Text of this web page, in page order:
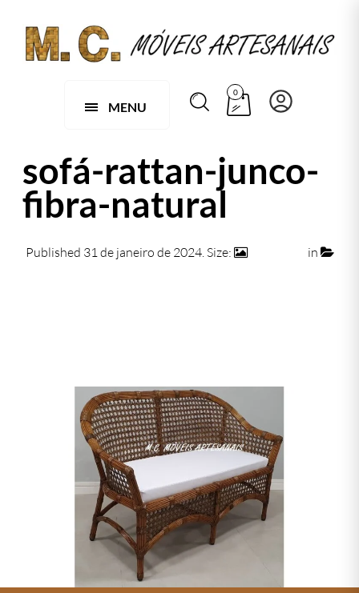
MENU
0
sofá-rattan-junco-
fibra-natural
Published 31 de janeiro de 2024. Size:
in